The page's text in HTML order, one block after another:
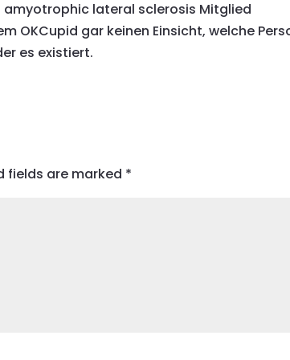
lateral sclerosis Mitglied
OKCupid gar keinen Einsicht, welche
es existiert.
fields are marked *